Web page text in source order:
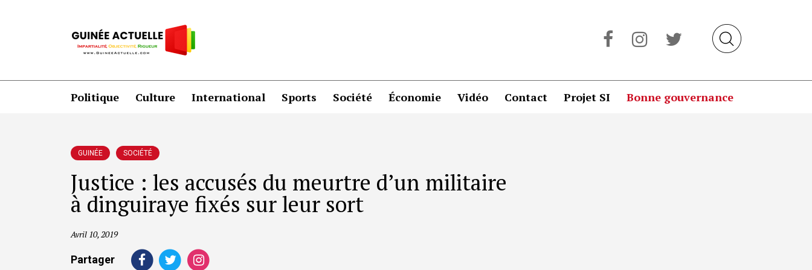
Politique Culture International Sports Société Économie Vidéo Contact Projet SI Bonne gouvernance
GUINÉE SOCIÉTÉ
Justice : les accusés du meurtre d’un militaire
à dinguiraye fixés sur leur sort
Avril 10, 2019
Partager